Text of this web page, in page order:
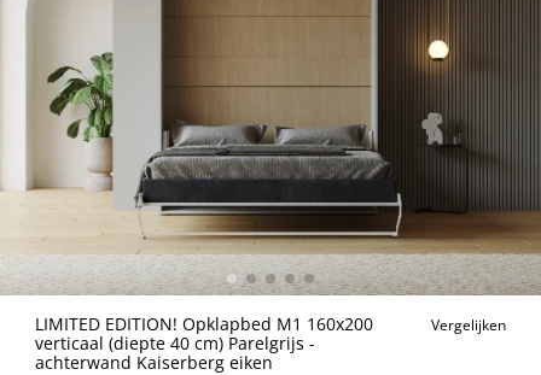
LIMITED EDITION! Opklapbed M1 160x200
verticaal (diepte 40 cm) Parelgrijs -
achterwand Kaiserberg eiken
Vergelijken